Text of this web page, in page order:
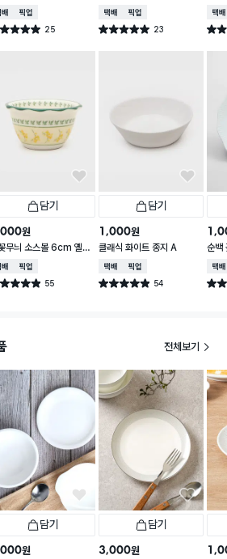
지 10 cm
배배송매장픽업
5.0점 25
건 작성
접 13 cm
택배배송매장픽업
별점 5.0점 23
건 작성
접
택배
별점
담기
원
무늬 소스볼 6cm 옐로
배배송매장픽업
4.9점 55
건 작성
담기
1,000원
클래식 화이트 종지 A
택배배송매장픽업
별점 4.9점 54
건 작성
순백
택배
별점
전체보기
담기
원
담기
3,000원